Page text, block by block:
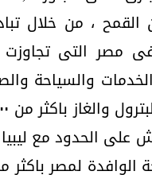
، من خلال
والسياحة
على الحدود مع ليبيا